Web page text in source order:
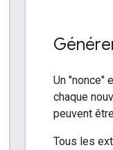
Un "nonce"
chaque
peuvent
Tous les